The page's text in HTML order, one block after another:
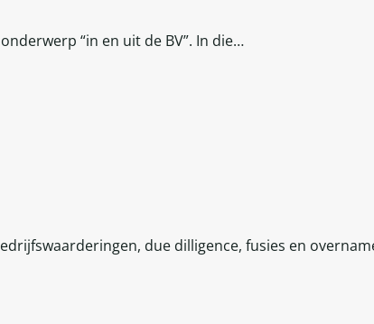
“in en uit de BV”. In die…
due dilligence, fusies en